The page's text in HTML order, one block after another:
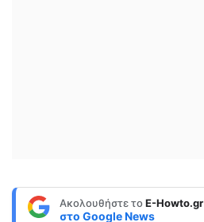
Ακολουθήστε τοE-Howto.gr
στο Google News